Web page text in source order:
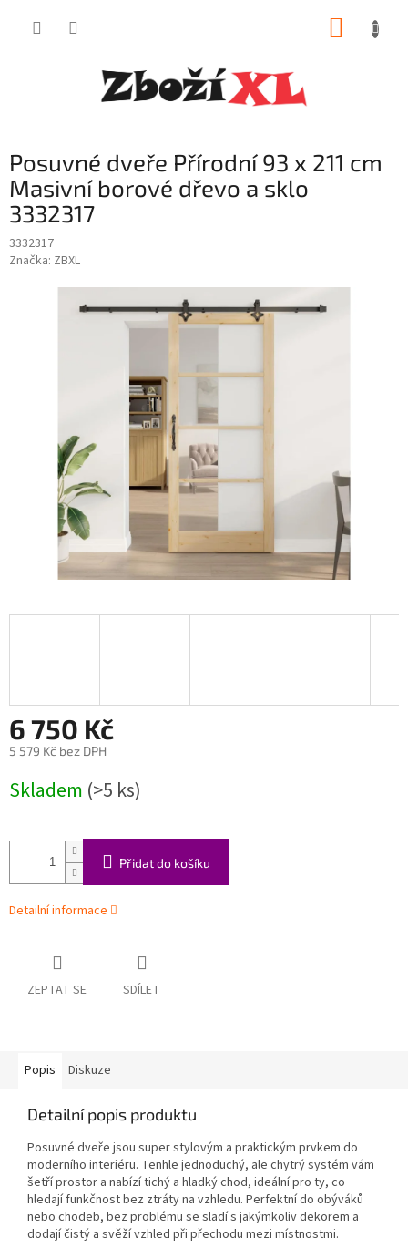
Posuvné dveře Přírodní 93 x 211 cm
Masivní borové dřevo a sklo
3332317
3332317
Značka: ZBXL
6 750 Kč
5 579 Kč bez DPH
cena:
Skladem (>5 ks)
Přidat do košíku
Detailní informace
ZEPTAT SE SDÍLET
Popis Diskuze
Detailní popis produktu
Posuvné dveře jsou super stylovým a praktickým prvkem do
moderního interiéru. Tenhle jednoduchý, ale chytrý systém vám
šetří prostor a nabízí tichý a hladký chod, ideální pro ty, co
hledají funkčnost bez ztráty na vzhledu. Perfektní do obýváků
nebo chodeb, bez problému se sladí s jakýmkoliv dekorem a
dodají čistý a svěží vzhled při přechodu mezi místnostmi.